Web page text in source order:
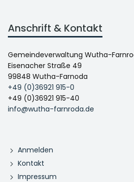
Anschrift & Kontakt
Gemeindeverwaltung Wutha-
Eisenacher Straße 49
99848 Wutha-Farnoda
+49 (0)36921 915-0
+49 (0)36921 915-40
info@wutha-farnroda.de
Anmelden
Kontakt
Impressum